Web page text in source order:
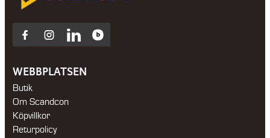
Facebook
Instagram
LinkedInBlocket
WEBBPLATSEN
Butik
Om Scandcon
Köpvillkor
Returpolicy